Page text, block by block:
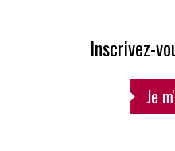
Inscrivez-
Je